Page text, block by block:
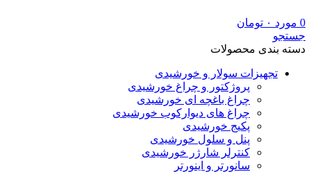
0 مورد ۰ تومان
جستجو
دسته بندی محصولات
تجهیزات سولار و خورشیدی
پروژکتور و چراغ خورشیدی
چراغ باغچه ای خورشیدی
چراغ های دیوارکوب خورشیدی
پکیج خورشیدی
پنل و سلول خورشیدی
کنترلر شارژر خورشیدی
سانورتر و اینورتر